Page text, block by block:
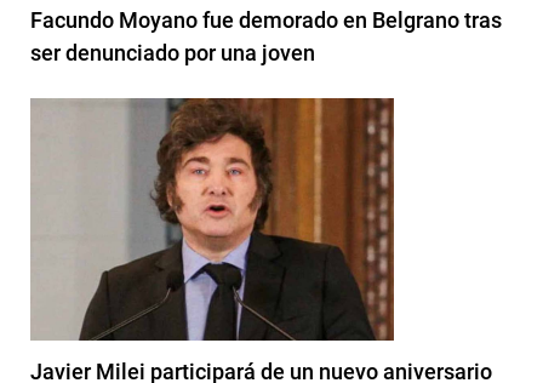
Facundo Moyano fue demorado en Belgrano tras
ser denunciado por una joven
Javier Milei participará de un nuevo aniversario